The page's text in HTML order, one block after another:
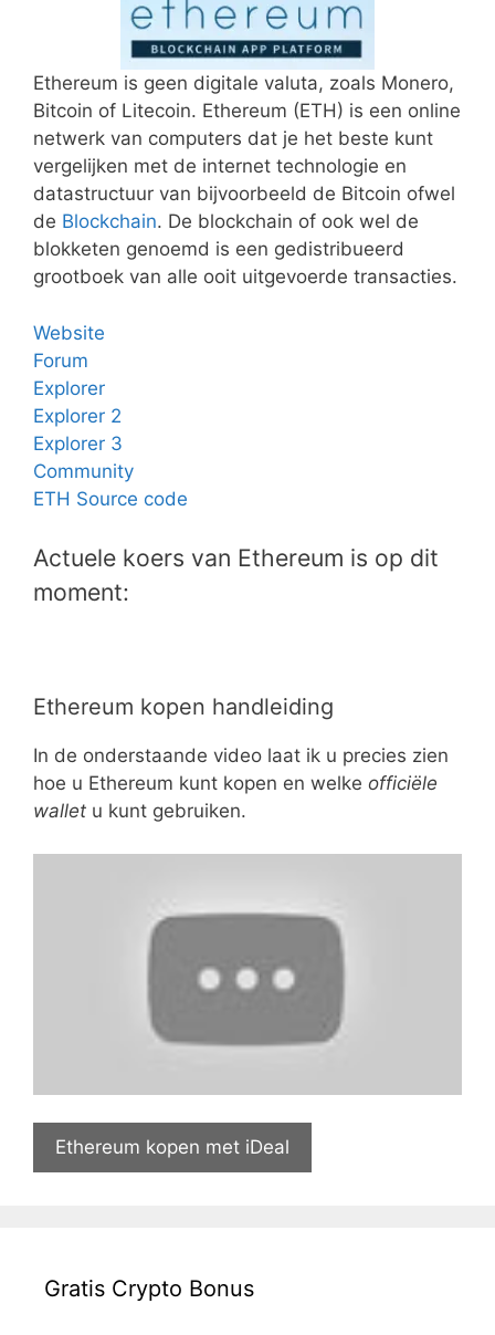
Ethereum is geen digitale valuta, zoals Monero,
Bitcoin of Litecoin. Ethereum (ETH) is een online
netwerk van computers dat je het beste kunt
vergelijken met de internet technologie en
datastructuur van bijvoorbeeld de Bitcoin ofwel
de Blockchain. De blockchain of ook wel de
blokketen genoemd is een gedistribueerd
grootboek van alle ooit uitgevoerde transacties.
Website
Forum
Explorer
Explorer 2
Explorer 3
Community
ETH Source code
Actuele koers van Ethereum is op dit
moment:
Ethereum kopen handleiding
In de onderstaande video laat ik u precies zien
hoe u Ethereum kunt kopen en welke officiële
wallet u kunt gebruiken.
Ethereum kopen met iDeal
Gratis Crypto Bonus